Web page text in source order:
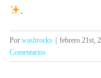
.
Por washrocks | febrero 21st,
Comentarios